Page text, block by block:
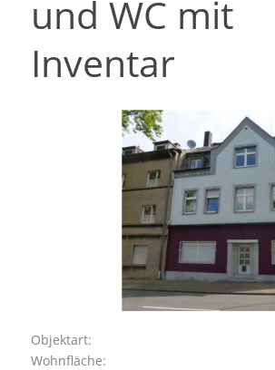
und WC mit
Inventar
Objektart:
Wohnfläche: